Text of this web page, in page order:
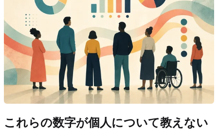
これらの数字が個人について教えない